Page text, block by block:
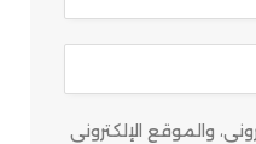
والموقع الإلكتروني